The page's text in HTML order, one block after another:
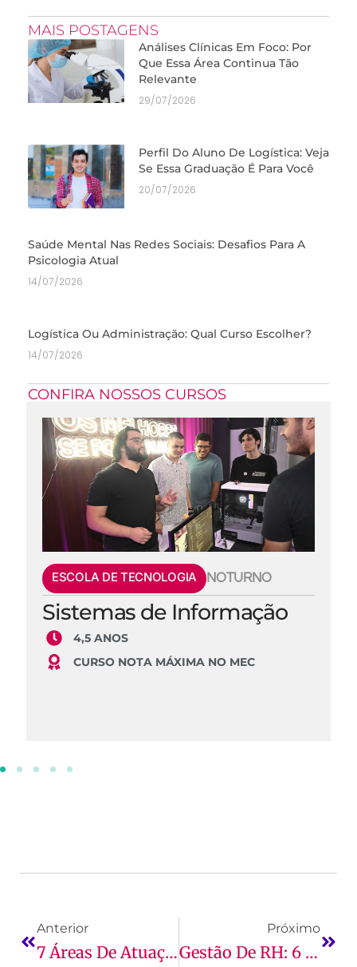
MAIS POSTAGENS
Análises Clínicas Em Foco: Por
Que Essa Área Continua Tão
Relevante
29/07/2026
Perfil Do Aluno De Logística: Veja
Se Essa Graduação É Para Você
20/07/2026
Saúde Mental Nas Redes Sociais: Desafios Para A
Psicologia Atual
14/07/2026
Logística Ou Administração: Qual Curso Escolher?
14/07/2026
CONFIRA NOSSOS CURSOS
ESCOLA DE TECNOLOGIA NOTURNO
Sistemas de Informação
4,5 ANOS
CURSO NOTA MÁXIMA NO MEC
Anterior
7 Áreas De Atuação Para Um Profissional Formado Em Logística
Próximo
Gestão De RH: 6 Tendências Na Área Que Você Precisa Saber